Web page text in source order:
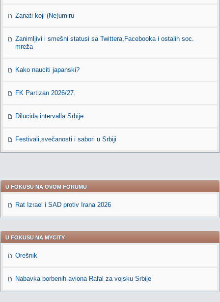
Zanati koji (Ne)umiru
Zanimljivi i smešni statusi sa Twittera,Facebooka i ostalih soc.
mreža
Kako nauciti japanski?
FK Partizan 2026/27.
Dilucida intervalla Srbije
Festivali,svečanosti i sabori u Srbiji
U FOKUSU NA OVOM FORUMU
Rat Izrael i SAD protiv Irana 2026
U FOKUSU NA MYCITY
Orešnik
Nabavka borbenih aviona Rafal za vojsku Srbije